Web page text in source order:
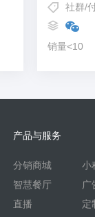
社群/
销量<10
产品与服务
分销商城
智慧餐厅
直播
小
广
定